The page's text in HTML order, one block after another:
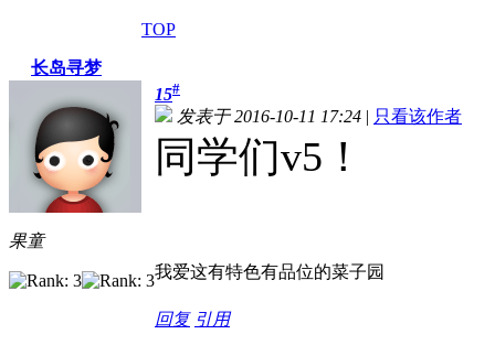
TOP
长岛寻梦
果童
15#
发表于 2016-10-11 17:24 | 只看该作者
同学们v5！
我爱这有特色有品位的菜子园
回复 引用